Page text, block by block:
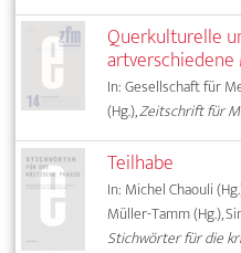
Querkulturelle
In: Gesellschaft für
(Hg.),Zeitschrift für
Teilhabe
In: Michel Chaouli
Müller-Tamm (Hg.),
Stichwörter für die